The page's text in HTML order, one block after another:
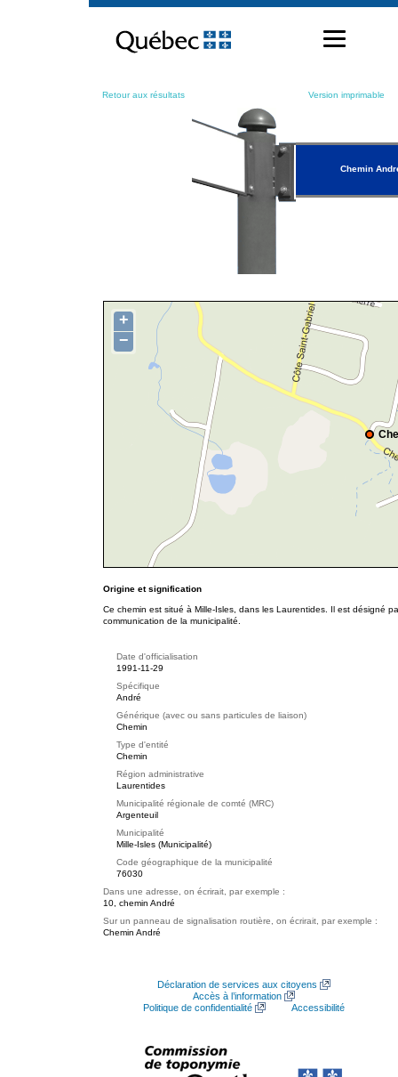
contenu
Retour aux résultats Version imprimable
Chemin
+
−
Origine et signification
Ce chemin est situé à Mille-Isles, dans les Laurentides. Il est désigné
communication de la municipalité.
Date d'officialisation
1991-11-29
Spécifique
André
Générique (avec ou sans particules de liaison)
Chemin
Type d'entité
Chemin
Région administrative
Laurentides
Municipalité régionale de comté (MRC)
Argenteuil
Municipalité
Mille-Isles (Municipalité)
Code géographique de la municipalité
76030
Dans une adresse, on écrirait, par exemple :
10, chemin André
Sur un panneau de signalisation routière, on écrirait, par exemple :
Chemin André
Déclaration de services aux citoyens
Accès à l’information
Politique de confidentialité
Accessibilité